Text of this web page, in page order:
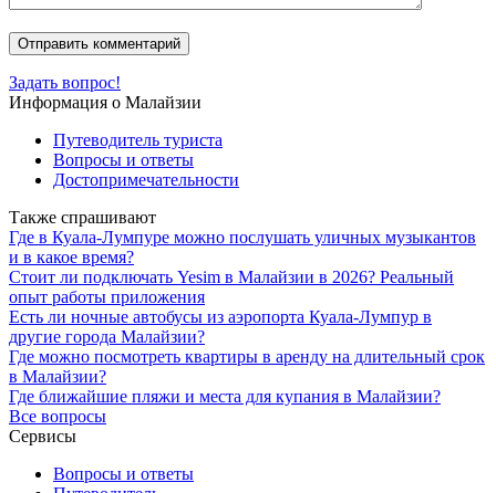
Задать вопрос!
Информация о Малайзии
Путеводитель туриста
Вопросы и ответы
Достопримечательности
Также спрашивают
Где в Куала-Лумпуре можно послушать уличных музыкантов
и в какое время?
Стоит ли подключать Yesim в Малайзии в 2026? Реальный
опыт работы приложения
Есть ли ночные автобусы из аэропорта Куала-Лумпур в
другие города Малайзии?
Где можно посмотреть квартиры в аренду на длительный срок
в Малайзии?
Где ближайшие пляжи и места для купания в Малайзии?
Все вопросы
Сервисы
Вопросы и ответы